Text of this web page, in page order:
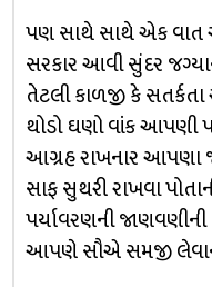
પણ સાથે સાથે એક વાત
સરકાર આવી સુંદર
તેટલી કાળજી કે
થોડો ઘણો વાંક આપણી
આગ્રહ રાખનાર આપણા
સાફ સુથરી રાખવા
પર્યાવરણની
આપણે સૌએ સમજી